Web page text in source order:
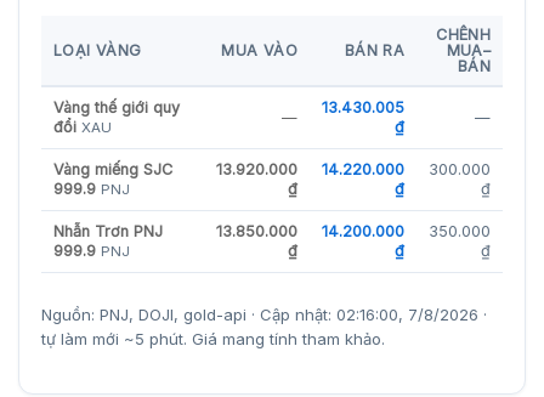
LOẠI VÀNG MUA VÀO BÁN RA
CHÊNH
MUA–
BÁN
Vàng thế giới quy
đổi XAU
—
13.430.005
₫
—
Vàng miếng SJC
999.9 PNJ
13.920.000
₫
14.220.000
₫
300.000
₫
Nhẫn Trơn PNJ
999.9 PNJ
13.850.000
₫
14.200.000
₫
350.000
₫
Nguồn: PNJ, DOJI, gold-api · Cập nhật: 02:16:00, 7/8/2026 ·
tự làm mới ~5 phút. Giá mang tính tham khảo.